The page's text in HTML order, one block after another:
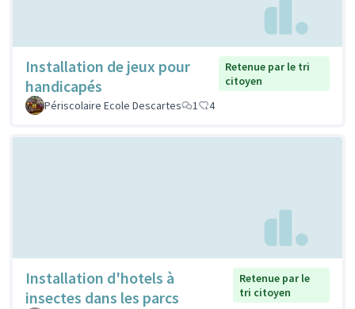
Installation de jeux pour
handicapés
Retenue par le tri
citoyen
Périscolaire Ecole Descartes
1 4
Installation d'hotels à
insectes dans les parcs
Retenue par le
tri citoyen